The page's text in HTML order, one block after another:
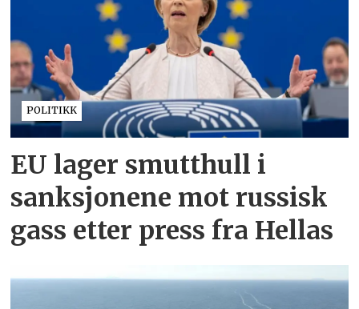
POLITIKK
EU lager smutthull i
sanksjonene mot russisk
gass etter press fra Hellas